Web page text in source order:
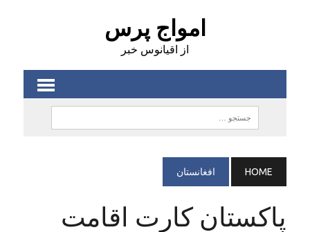
امواج پرس
از اقیانوس خبر
HOME افغانستان
پاکستان کارت اقامت